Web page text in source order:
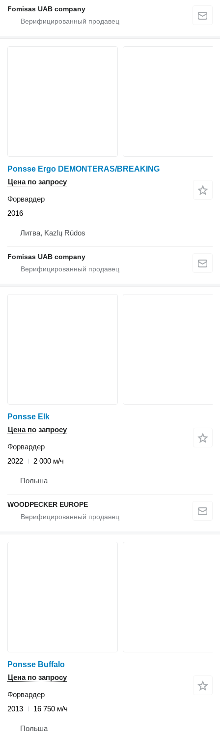
Fomisas UAB company
Ponsse Ergo DEMONTERAS/BREAKING
Цена по запросу
Форвардер
2016
Литва, Kazlų Rūdos
Fomisas UAB company
Ponsse Elk
Цена по запросу
Форвардер
2022
2 000 м/ч
Польша
WOODPECKER EUROPE
Ponsse Buffalo
Цена по запросу
Форвардер
2013
16 750 м/ч
Польша